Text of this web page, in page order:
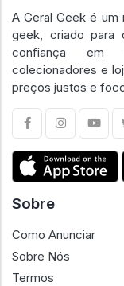
A Geral Geek é um
geek, criado para
confiança em
colecionadores e
preços justos e
Sobre
Como Anunciar
Sobre Nós
Termos